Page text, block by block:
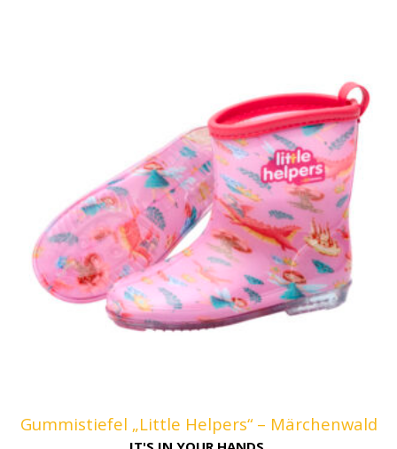
Gummistiefel „Little Helpers“ – Märchenwald